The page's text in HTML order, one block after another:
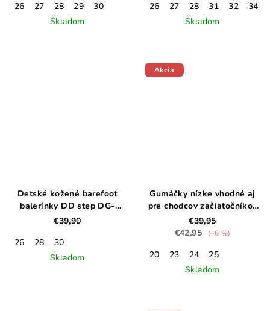
26
27 28 29
30
Skladom
26
27 28 31 32 34
Skladom
Detské kožené barefoot
balerínky DD step DG-
H063-51185AM
€39,90
26
28
30
Skladom
Akcia
Gumáčky nízke vhodné aj
pre chodcov začiatočníkov
Gliter
€39,95
€42,95
(–6 %)
20 23 24
25
Skladom